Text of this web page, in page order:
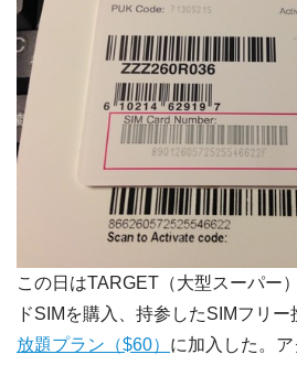
この日はTARGET（大型スーパー
ドSIMを購入、持参したSIMフリー
放題プラン（$60） に加入した。